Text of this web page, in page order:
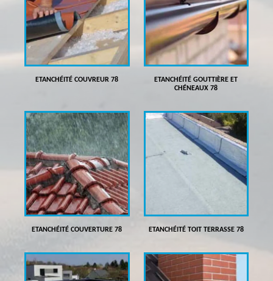
ETANCHÉITÉ COUVREUR 78
ETANCHÉITÉ GOUTTIÈRE ET
CHÉNEAUX 78
ETANCHÉITÉ COUVERTURE 78 ETANCHÉITÉ TOIT TERRASSE 78